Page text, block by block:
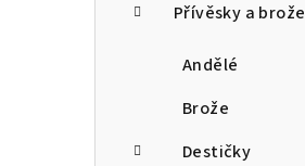
Přívěsky a brože
Andělé
Brože
Destičky